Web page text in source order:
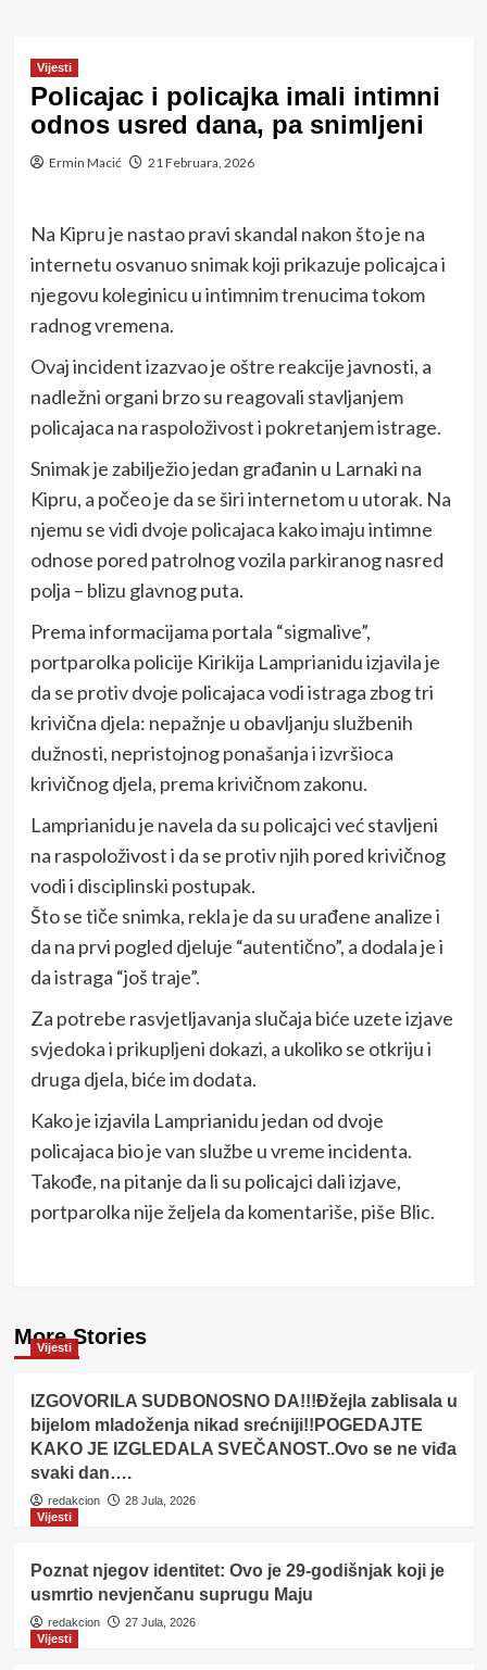
Vijesti
Policajac i policajka imali intimni
odnos usred dana, pa snimljeni
Ermin Macić 21 Februara, 2026
Na Kipru je nastao pravi skandal nakon što je na
internetu osvanuo snimak koji prikazuje policajca i
njegovu koleginicu u intimnim trenucima tokom
radnog vremena.
Ovaj incident izazvao je oštre reakcije javnosti, a
nadležni organi brzo su reagovali stavljanjem
policajaca na raspoloživost i pokretanjem istrage.
Snimak je zabilježio jedan građanin u Larnaki na
Kipru, a počeo je da se širi internetom u utorak. Na
njemu se vidi dvoje policajaca kako imaju intimne
odnose pored patrolnog vozila parkiranog nasred
polja – blizu glavnog puta.
Prema informacijama portala “sigmalive”,
portparolka policije Kirikija Lamprianidu izjavila je
da se protiv dvoje policajaca vodi istraga zbog tri
krivična djela: nepažnje u obavljanju službenih
dužnosti, nepristojnog ponašanja i izvršioca
krivičnog djela, prema krivičnom zakonu.
Lamprianidu je navela da su policajci već stavljeni
na raspoloživost i da se protiv njih pored krivičnog
vodi i disciplinski postupak.
Što se tiče snimka, rekla je da su urađene analize i
da na prvi pogled djeluje “autentično”, a dodala je i
da istraga “još traje”.
Za potrebe rasvjetljavanja slučaja biće uzete izjave
svjedoka i prikupljeni dokazi, a ukoliko se otkriju i
druga djela, biće im dodata.
Kako je izjavila Lamprianidu jedan od dvoje
policajaca bio je van službe u vreme incidenta.
Takođe, na pitanje da li su policajci dali izjave,
portparolka nije željela da komentariše, piše Blic.
More Stories
Vijesti
IZGOVORILA SUDBONOSNO DA!!!Đžejla zablisala u
bijelom mladoženja nikad srećniji!!POGEDAJTE
KAKO JE IZGLEDALA SVEČANOST..Ovo se ne viđa
svaki dan….
redakcion
28 Jula, 2026
Vijesti
Poznat njegov identitet: Ovo je 29-godišnjak koji je
usmrtio nevjenčanu suprugu Maju
redakcion
27 Jula, 2026
Vijesti